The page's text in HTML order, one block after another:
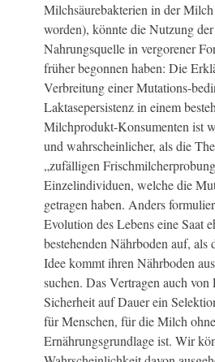
Milchsäurebakterien in der Milch
worden), könnte die Nutzung
Nahrungsquelle in vergorener
früher begonnen haben: Die
Verbreitung einer Mutations-
Laktasepersistenz in einem
Milchprodukt-Konsumenten ist
und wahrscheinlicher, als die
„zufälligen
Einzelindividuen, welche die
getragen haben. Anders
Evolution des Lebens eine Saat
bestehenden Nährboden auf, als
Idee kommt ihren Nährboden
suchen. Das Vertragen auch
Sicherheit auf Dauer ein
für Menschen, für die Milch
Ernährungsgrundlage ist. Wir